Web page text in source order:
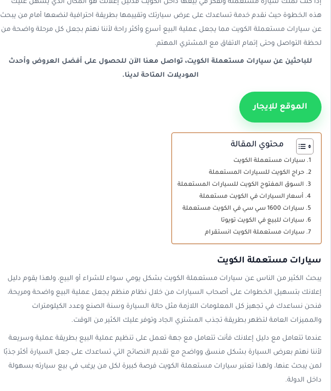
إذا كنت تملك سيارة مستعملة وتفكر في بيعها داخل الكويت فدليل إعلانك هو المكان الذي يسهل عليك
هذه الخطوة حيث نقدم خدمة تساعدك على عرض سيارتك وتقييمها بطريقة احترافية لنضعها أمام من يبحث
عن سيارات مستعملة الكويت مما يجعل عملية البيع أسرع وأكثر راحة لأننا نهتم بجعل كل مرحلة واضحة من
لحظة التواصل وحتى إتمام الاتفاق مع المشتري المهتم.
للباحثين عن سيارات مستعملة الكويت، تواصل معنا الآن للحصول على أفضل العروض وأحدث
الموديلات المتاحة لدينا.
الموقع للإيجار
محتوي المقالة
سيارات مستعملة الكويت
حراج الكويت للسيارات المستعملة
السوق المفتوح الكويت للسيارات المستعملة
أسعار السيارات في الكويت مستعملة
سيارات 1600 سي سي في الكويت مستعملة
سيارات للبيع في الكويت تويوتا
سيارات مستعملة الكويت انستقرام
سيارات مستعملة الكويت
يبحث الكثير من الناس عن سيارات مستعملة الكويت بشكل يومي سواء للشراء أو البيع، ولهذا يقوم دليل
إعلانك بتسهيل الخطوات على أصحاب السيارات من خلال نظام منظم يجعل عملية البيع واضحة ومريحة،
فنحن نساعدك في تجهيز كل المعلومات اللازمة مثل حالة السيارة وسنة الصنع وعدد الكيلومترات
والمميزات العامة لتظهر بطريقة تجذب المشتري الجاد وتوفر عليك الكثير من الوقت.
عندما تتعامل مع دليل إعلانك فأنت تتعامل مع جهة تعمل على تنظيم عملية البيع بطريقة عملية وسريعة
لأننا نهتم بعرض السيارة بشكل منسق وواضح مع تقديم النصائح التي تساعدك على جعل السيارة أكثر جذبًا
لمن يبحث عنها، ولهذا تعتبر سيارات مستعملة الكويت فرصة كبيرة لكل من يرغب في بيع سيارته بسهولة
داخل الدولة.